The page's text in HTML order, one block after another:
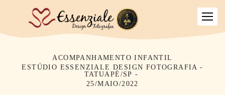
ACOMPANHAMENTO INFANTIL
ESTÚDIO ESSENZIALE DESIGN FOTOGRAFIA -
TATUAPÉ/SP
25/MAIO/2022